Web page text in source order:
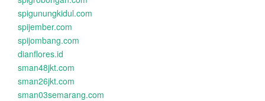
spigunungkidul.com
spijember.com
spijombang.com
dianflores.id
sman48jkt.com
sman26jkt.com
sman03semarang.com